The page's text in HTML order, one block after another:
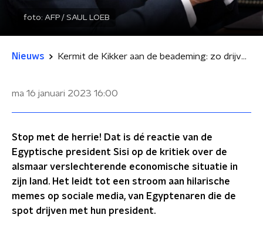
foto: AFP / SAUL LOEB
Nieuws Kermit de Kikker aan de beademing: zo drijven Egyptenaren spot met hun president
ma 16 januari 2023 16:00
Stop met de herrie! Dat is dé reactie van de
Egyptische president Sisi op de kritiek over de
alsmaar verslechterende economische situatie in
zijn land. Het leidt tot een stroom aan hilarische
memes op sociale media, van Egyptenaren die de
spot drijven met hun president.